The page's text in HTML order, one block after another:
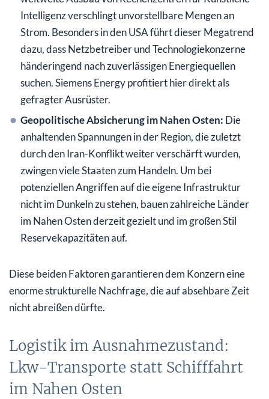
Intelligenz verschlingt unvorstellbare Mengen an
Strom. Besonders in den USA führt dieser Megatrend
dazu, dass Netzbetreiber und Technologiekonzerne
händeringend nach zuverlässigen Energiequellen
suchen. Siemens Energy profitiert hier direkt als
gefragter Ausrüster.
Geopolitische Absicherung im Nahen Osten: Die
anhaltenden Spannungen in der Region, die zuletzt
durch den Iran-Konflikt weiter verschärft wurden,
zwingen viele Staaten zum Handeln. Um bei
potenziellen Angriffen auf die eigene Infrastruktur
nicht im Dunkeln zu stehen, bauen zahlreiche Länder
im Nahen Osten derzeit gezielt und im großen Stil
Reservekapazitäten auf.
Diese beiden Faktoren garantieren dem Konzern eine
enorme strukturelle Nachfrage, die auf absehbare Zeit
nicht abreißen dürfte.
Logistik im Ausnahmezustand:
Lkw-Transporte statt Schifffahrt
im Nahen Osten